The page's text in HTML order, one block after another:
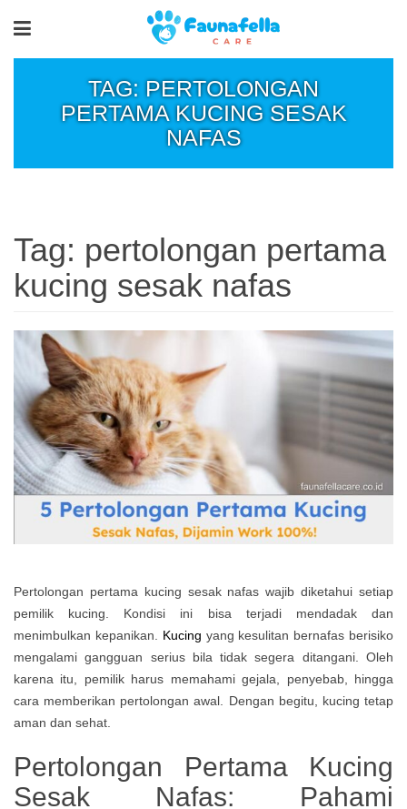
TAG: PERTOLONGAN
PERTAMA KUCING SESAK
NAFAS
Tag: pertolongan pertama
kucing sesak nafas
Pertolongan pertama kucing sesak nafas wajib diketahui setiap
pemilik kucing. Kondisi ini bisa terjadi mendadak dan
menimbulkan kepanikan. Kucing yang kesulitan bernafas berisiko
mengalami gangguan serius bila tidak segera ditangani. Oleh
karena itu, pemilik harus memahami gejala, penyebab, hingga
cara memberikan pertolongan awal. Dengan begitu, kucing tetap
aman dan sehat.
Pertolongan Pertama Kucing
Sesak Nafas: Pahami